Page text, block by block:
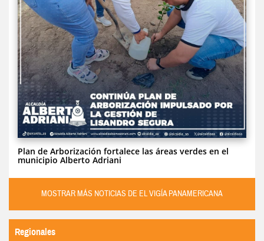
Plan de Arborización fortalece las áreas verdes en el
municipio Alberto Adriani
MOSTRAR MÁS NOTICIAS DE EL VIGÍA PANAMERICANA
Regionales